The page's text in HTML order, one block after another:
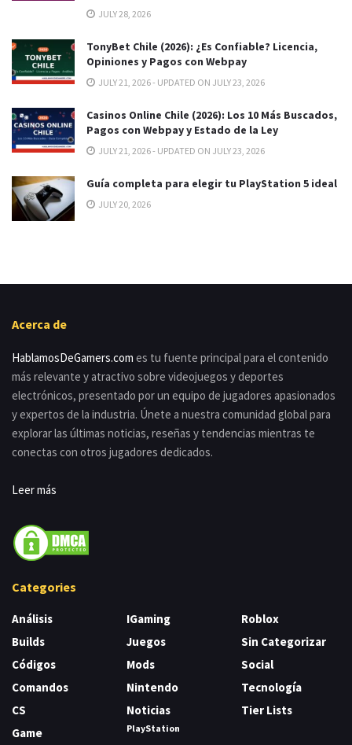
JULY 28, 2026
TonyBet Chile (2026): ¿Es Confiable? Licencia,
Opiniones y Pagos con Webpay
JULY 21, 2026 - UPDATED ON JULY 23, 2026
Casinos Online Chile (2026): Los 10 Más Buscados,
Pagos con Webpay y Estado de la Ley
JULY 21, 2026 - UPDATED ON JULY 23, 2026
Guía completa para elegir tu PlayStation 5 ideal
JULY 20, 2026
Acerca de
HablamosDeGamers.com es tu fuente principal para el contenido
más relevante y atractivo sobre videojuegos y deportes
electrónicos, presentado por un equipo de jugadores apasionados
y expertos de la industria. Únete a nuestra comunidad global para
explorar las últimas noticias, reseñas y tendencias mientras te
conectas con otros jugadores dedicados.
Leer más
Categories
Análisis
Builds
Códigos
Comandos
CS
Game
IGaming
Juegos
Mods
Nintendo
Noticias
PlayStation
Roblox
Sin Categorizar
Social
Tecnología
Tier Lists